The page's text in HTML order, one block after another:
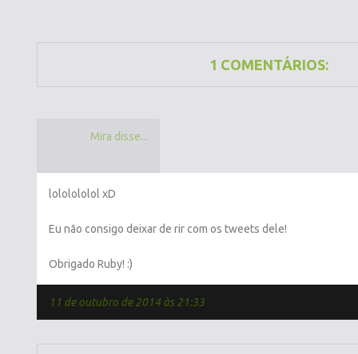
1 COMENTÁRIOS:
Mira disse...
lololololol xD
Eu não consigo deixar de rir com os tweets dele!
Obrigado Ruby! :)
11 de outubro de 2014 às 21:33